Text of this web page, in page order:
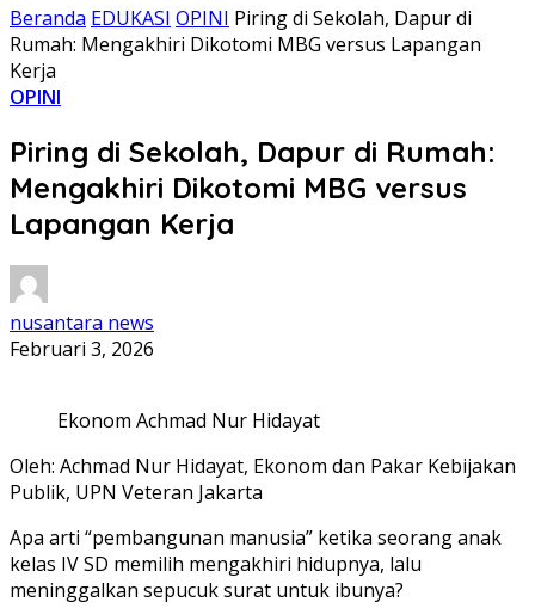
Beranda EDUKASI OPINI Piring di Sekolah, Dapur di
Rumah: Mengakhiri Dikotomi MBG versus Lapangan
Kerja
OPINI
Piring di Sekolah, Dapur di Rumah:
Mengakhiri Dikotomi MBG versus
Lapangan Kerja
nusantara news
Februari 3, 2026
Ekonom Achmad Nur Hidayat
Oleh: Achmad Nur Hidayat, Ekonom dan Pakar Kebijakan
Publik, UPN Veteran Jakarta
Apa arti “pembangunan manusia” ketika seorang anak
kelas IV SD memilih mengakhiri hidupnya, lalu
meninggalkan sepucuk surat untuk ibunya?